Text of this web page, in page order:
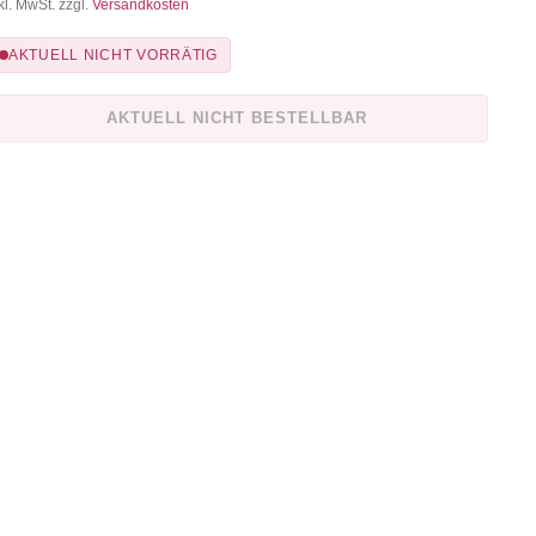
MwSt. zzgl. Versandkosten
AKTUELL NICHT VORRÄTIG
AKTUELL NICHT BESTELLBAR